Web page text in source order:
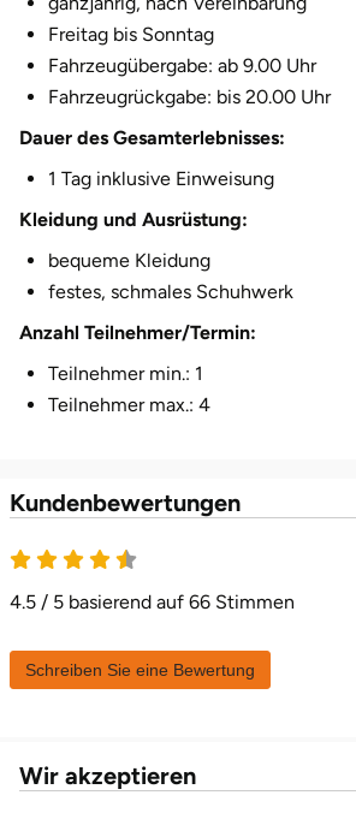
Freitag bis Sonntag
Fahrzeugübergabe: ab 9.00 Uhr
Fahrzeugrückgabe: bis 20.00 Uhr
Dauer des Gesamterlebnisses:
1 Tag inklusive Einweisung
Kleidung und Ausrüstung:
bequeme Kleidung
festes, schmales Schuhwerk
Anzahl Teilnehmer/Termin:
Teilnehmer min.: 1
Teilnehmer max.: 4
Kundenbewertungen
4.5 von 5
4.5 / 5 basierend auf 66 Stimmen
Schreiben Sie eine Bewertung
Wir akzeptieren
Herzogenaurach
Herzogtum Lauenburg
Horb am Neckar
Ibbenbüren
Ingolstadt
Jena
Kamp-Lintfort
Kerken